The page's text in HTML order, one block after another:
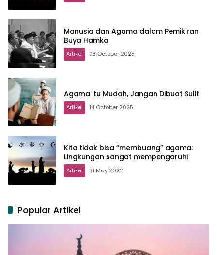
Manusia dan Agama dalam Pemikiran
Buya Hamka
Artikel 23 October 2025
Agama itu Mudah, Jangan Dibuat Sulit
Artikel 14 October 2025
Kita tidak bisa “membuang” agama:
Lingkungan sangat mempengaruhi
Artikel 31 May 2022
Popular Artikel